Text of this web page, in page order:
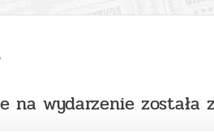
na wydarzenie została